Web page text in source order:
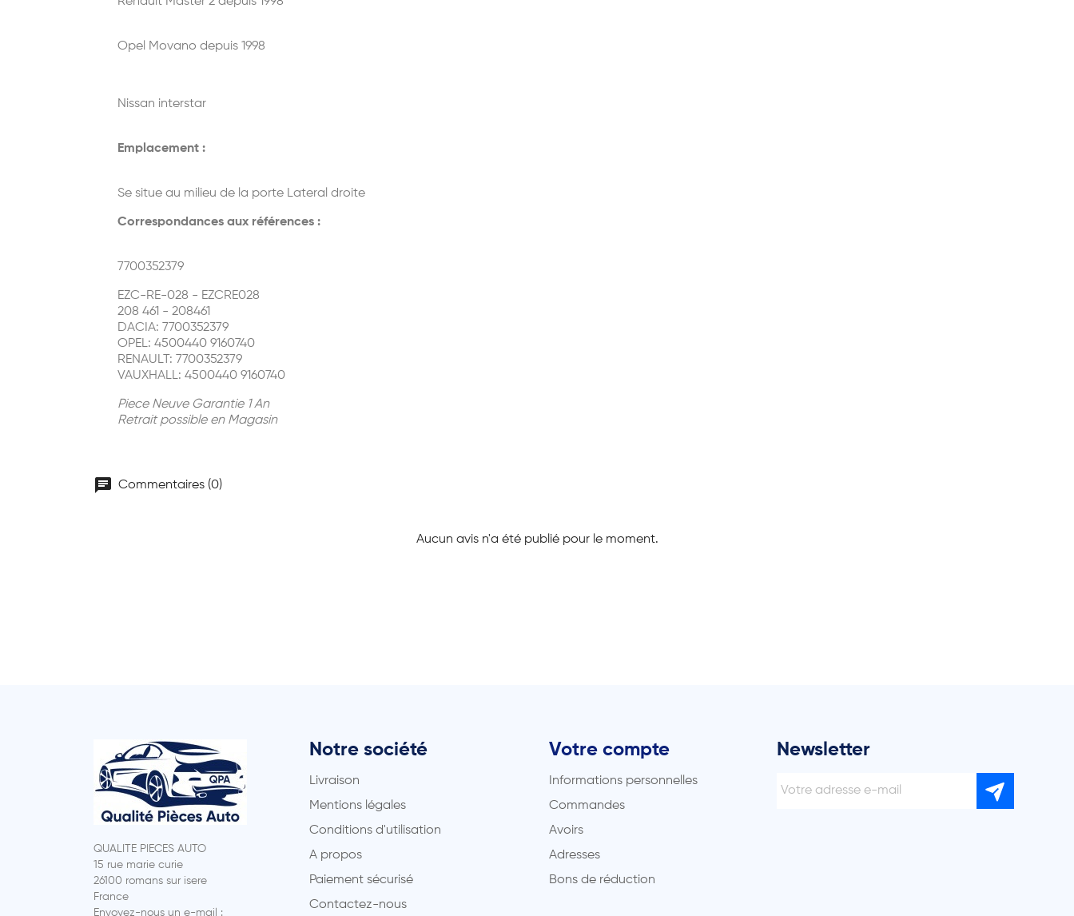
Opel Movano depuis 1998
Nissan interstar
Emplacement :
Se situe au milieu de la porte Lateral droite
Correspondances aux références :
7700352379
EZC-RE-028 - EZCRE028
208 461 - 208461
DACIA: 7700352379
OPEL: 4500440 9160740
RENAULT: 7700352379
VAUXHALL: 4500440 9160740
Piece Neuve Garantie 1 An
Retrait possible en Magasin
chat Commentaires (0)
Aucun avis n'a été publié pour le moment.
QUALITE PIECES AUTO
15 rue marie curie
26100 romans sur isere
France
Envoyez-nous un e-mail :
Notre société
Livraison
Mentions légales
Conditions d'utilisation
A propos
Paiement sécurisé
Contactez-nous
Votre compte
Informations personnelles
Commandes
Avoirs
Adresses
Bons de réduction
Newsletter